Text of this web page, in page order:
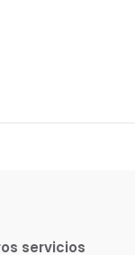
servicios